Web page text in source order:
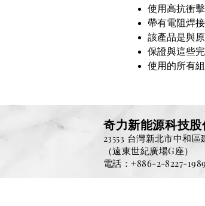
使用高抗衝
帶有電阻焊
該產品是與
保證與這些完
使用的所有
奇力新能源科技股
23553 台灣新北市中和區
（遠東世紀廣場G座）
電話：+886-2-8227-